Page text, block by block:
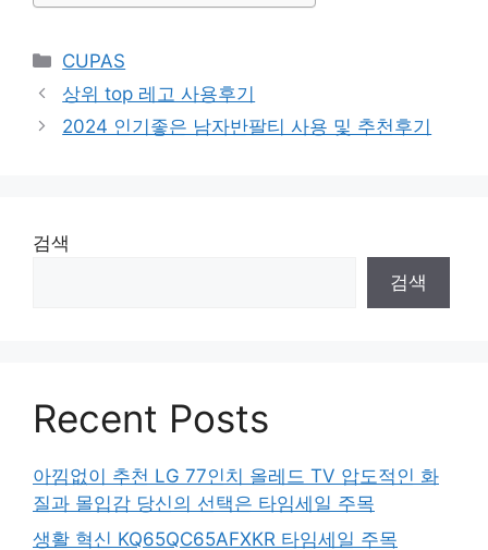
Categories
CUPAS
상위 top 레고 사용후기
2024 인기좋은 남자반팔티 사용 및 추천후기
검색
검색
Recent Posts
아낌없이 추천 LG 77인치 올레드 TV 압도적인 화
질과 몰입감 당신의 선택은 타임세일 주목
생활 혁신 KQ65QC65AFXKR 타임세일 주목